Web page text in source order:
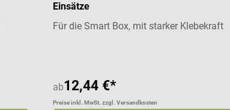
Einsätze
Für die Smart Box, mit starker Klebekraft
ab12,44 €*
Preise inkl. MwSt. zzgl. Versandkosten